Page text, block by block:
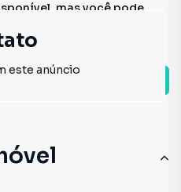
mas você pode
ou deixar seu contato para
este anúncio